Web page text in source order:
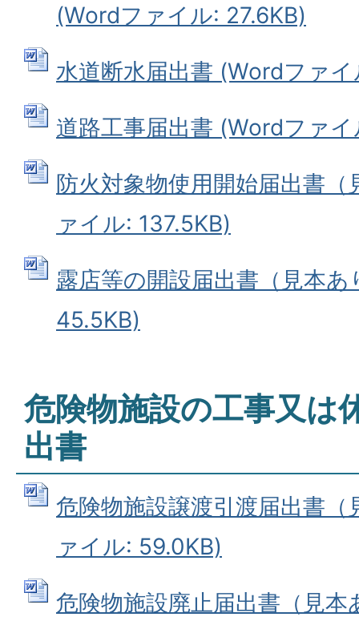
(Wordファイル: 27.6KB)
水道断水届出書 (Wordファイ
道路工事届出書 (Wordファイ
防火対象物使用開始届出書
ァイル: 137.5KB)
露店等の開設届出書（見本
45.5KB)
危険物施設の工事又は
出書
危険物施設譲渡引渡届出書
ァイル: 59.0KB)
危険物施設廃止届出書（見